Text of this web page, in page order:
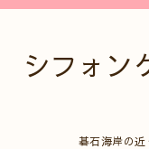
シフォ
碁石海岸の